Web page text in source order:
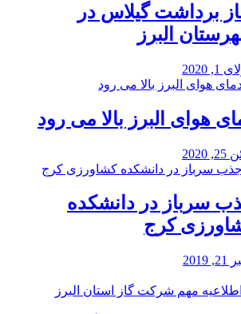
برداشت گیلاس در
البرز
2020
هوای البرز بالا می رود
سرباز در دانشکده
کرج